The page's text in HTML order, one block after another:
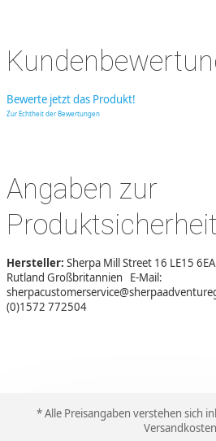
Bewerte jetzt das Produkt!
Zur Echtheit der Bewertungen
Angaben zur
Produktsicherheit
Hersteller: Sherpa Mill Street 16 LE15
Rutland Großbritannien E-Mail:
(0)1572 772504
* Alle Preisangaben verstehen sich
Versandkosten